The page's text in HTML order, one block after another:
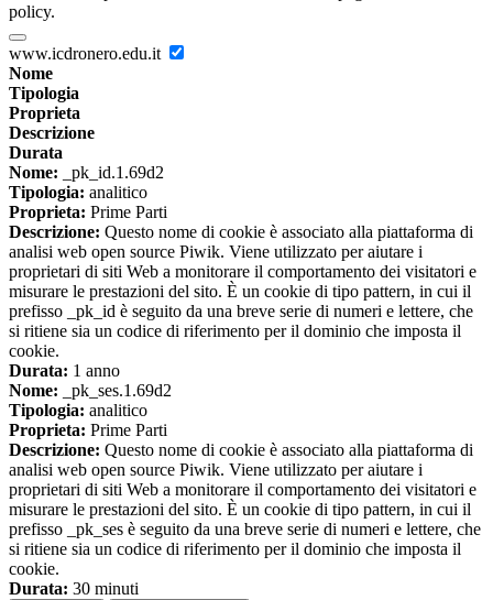
policy.
www.icdronero.edu.it
Nome
Tipologia
Proprieta
Descrizione
Durata
Nome: _pk_id.1.69d2
Tipologia: analitico
Proprieta: Prime Parti
Descrizione: Questo nome di cookie è associato alla piattaforma di
analisi web open source Piwik. Viene utilizzato per aiutare i
proprietari di siti Web a monitorare il comportamento dei visitatori e
misurare le prestazioni del sito. È un cookie di tipo pattern, in cui il
prefisso _pk_id è seguito da una breve serie di numeri e lettere, che
si ritiene sia un codice di riferimento per il dominio che imposta il
cookie.
Durata: 1 anno
Nome: _pk_ses.1.69d2
Tipologia: analitico
Proprieta: Prime Parti
Descrizione: Questo nome di cookie è associato alla piattaforma di
analisi web open source Piwik. Viene utilizzato per aiutare i
proprietari di siti Web a monitorare il comportamento dei visitatori e
misurare le prestazioni del sito. È un cookie di tipo pattern, in cui il
prefisso _pk_ses è seguito da una breve serie di numeri e lettere, che
si ritiene sia un codice di riferimento per il dominio che imposta il
cookie.
Durata: 30 minuti